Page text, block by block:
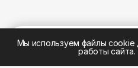
Мы используем файлы cookie
работы сайта.